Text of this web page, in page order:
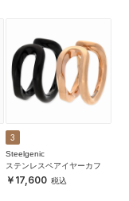
3
Steelgenic
ステンレスペアイヤーカフ
17,600